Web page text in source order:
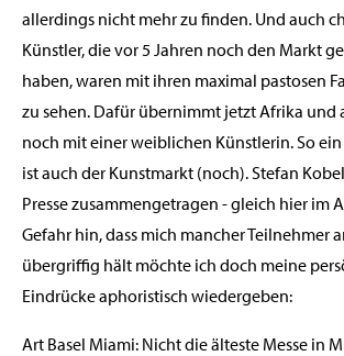
allerdings nicht mehr zu finden. Und auch
Künstler, die vor 5 Jahren noch den Markt
haben, waren mit ihren maximal pastosen
zu sehen. Dafür übernimmt jetzt Afrika und
noch mit einer weiblichen Künstlerin. So
ist auch der Kunstmarkt (noch). Stefan
Presse zusammengetragen - gleich hier im
Gefahr hin, dass mich mancher Teilnehmer
übergriffig hält möchte ich doch meine
Eindrücke aphoristisch wiedergeben:
Art Basel Miami: Nicht die älteste Messe in